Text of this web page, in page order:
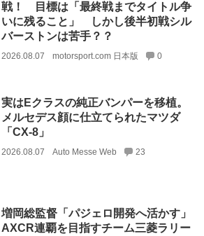
戦！ 目標は「最終戦までタイトル争
いに残ること」 しかし後半初戦シル
バーストンは苦手？？
2026.08.07 motorsport.com 日本版 0
実はEクラスの純正バンパーを移植。
メルセデス顔に仕立てられたマツダ
「CX-8」
2026.08.07 Auto Messe Web 23
増岡総監督「パジェロ開発へ活かす」
AXCR連覇を目指すチーム三菱ラリー